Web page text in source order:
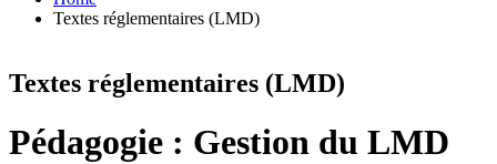
Textes réglementaires (LMD)
Textes réglementaires (LMD)
Pédagogie : Gestion du LMD